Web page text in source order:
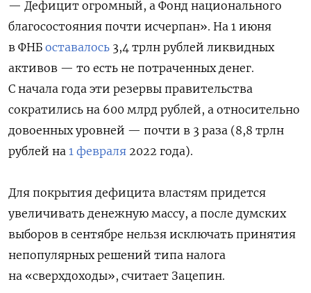
— Дефицит огромный, а Фонд национального
благосостояния почти исчерпан». На 1 июня
в ФНБ оставалось 3,4 трлн рублей ликвидных
активов — то есть не потраченных денег.
С начала года эти резервы правительства
сократились на 600 млрд рублей, а относительно
довоенных уровней — почти в 3 раза (8,8 трлн
рублей на 1 февраля 2022 года).
Для покрытия дефицита властям придется
увеличивать денежную массу, а после думских
выборов в сентябре нельзя исключать принятия
непопулярных решений типа налога
на «сверхдоходы», считает Зацепин.